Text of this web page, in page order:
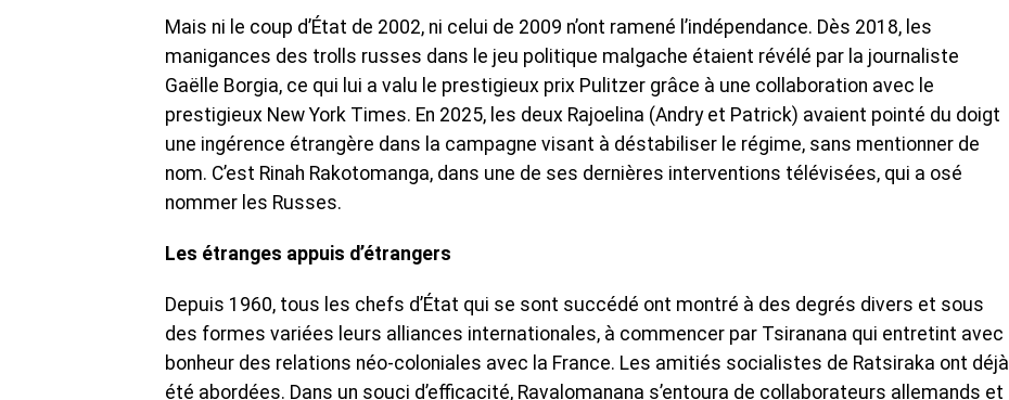
Mais ni le coup d’État de 2002, ni celui de 2009 n’ont ramené l’indépendance. Dès 2018, les
manigances des trolls russes dans le jeu politique malgache étaient révélé par la journaliste
Gaëlle Borgia, ce qui lui a valu le prestigieux prix Pulitzer grâce à une collaboration avec le
prestigieux New York Times. En 2025, les deux Rajoelina (Andry et Patrick) avaient pointé du doigt
une ingérence étrangère dans la campagne visant à déstabiliser le régime, sans mentionner de
nom. C’est Rinah Rakotomanga, dans une de ses dernières interventions télévisées, qui a osé
nommer les Russes.
Les étranges appuis d’étrangers
Depuis 1960, tous les chefs d’État qui se sont succédé ont montré à des degrés divers et sous
des formes variées leurs alliances internationales, à commencer par Tsiranana qui entretint avec
bonheur des relations néo-coloniales avec la France. Les amitiés socialistes de Ratsiraka ont déjà
été abordées. Dans un souci d’efficacité, Ravalomanana s’entoura de collaborateurs allemands et